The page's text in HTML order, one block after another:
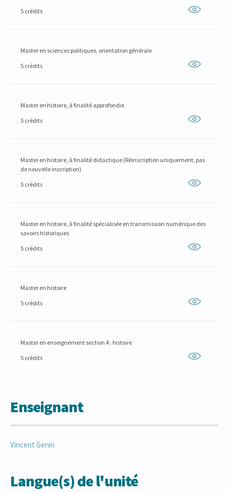
5 crédits
Master en sciences politiques, orientation générale
5 crédits
Master en histoire, à finalité approfondie
5 crédits
Master en histoire, à finalité didactique (Réinscription uniquement, pas
de nouvelle inscription)
5 crédits
Master en histoire, à finalité spécialisée en transmission numérique des
savoirs historiques
5 crédits
Master en histoire
5 crédits
Master en enseignement section 4 : histoire
5 crédits
Enseignant
Vincent Genin
Langue(s) de l'unité